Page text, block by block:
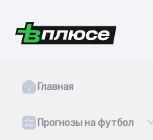
Главная
Прогнозы на футбол